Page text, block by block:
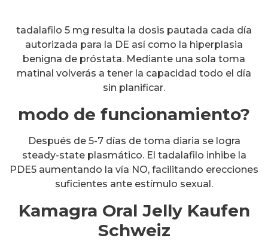
tadalafilo 5 mg resulta la dosis pautada cada día
autorizada para la DE así como la hiperplasia
benigna de próstata. Mediante una sola toma
matinal volverás a tener la capacidad todo el día
sin planificar.
modo de funcionamiento?
Después de 5-7 días de toma diaria se logra
steady-state plasmático. El tadalafilo inhibe la
PDE5 aumentando la vía NO, facilitando erecciones
suficientes ante estímulo sexual.
Kamagra Oral Jelly Kaufen
Schweiz